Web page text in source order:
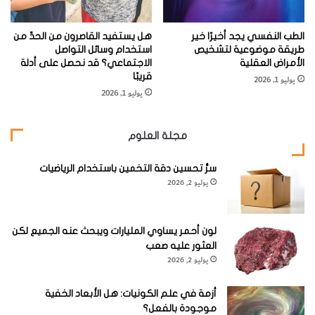
هذا التوزيع الفراغي في نشاط تلك الجينات.
وبمساعدة تقانة تصوير ثلاثي الأبعاد جديدة تسمح لنا
بالغوص عميقا أكثر من أي وقت مضى في أعماق
ففي داخل النواة، تتفاعل الصبغيات فيزيائيا مع
صبغيات مجاورة، فتهاجر الجينات المحمولة على تلك
الصبغيات إلى مناطق مختلفة من النواة وذلك حسب
المهمة المطلوب منها تحقيقها، وتتجمع الجزيئات
المسؤولة عن تنظيم عمل الجينات على شكل مراكز
صاخبة بالنشاط. وهذه الاكتشافات الجديدة تقدم
مفاهيم جديدة حول كيفية محافظة الجينومات على
صحتنا وصيانتها لها وكيفية ظهور بعض الأمراض بما في
الطب النفسي يجد أخيرًا خير
طريقة موضوعية لتشخيص
الأمراض العقلية
يوليو 1, 2026
هل يستفيد القاصرون من الحدِّ من
استخدام وسائل التواصل
الاجتماعي؟ قد نحصل على أدلة
قريبًا
يوليو 1, 2026
مجلة العلوم
سرُّ تحسين دقة التخمين باستخدام الرياضيات
يوليو 2, 2026
لون أحمر يساوي المليارات ويبحث عنه الجميع لكن
العثور عليه صعب
يوليو 2, 2026
أزمة في علم الكونيات: هل الأبعاد الخفية
موجودة بالفعل؟